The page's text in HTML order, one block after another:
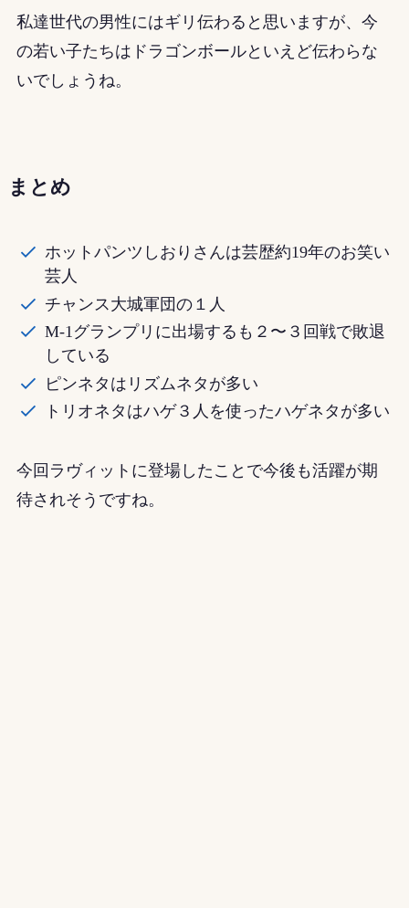
私達世代の男性にはギリ伝わると思いますが、今
の若い子たちはドラゴンボールといえど伝わらな
いでしょうね。
まとめ
ホットパンツしおりさんは芸歴約19年のお笑い
芸人
チャンス大城軍団の１人
M-1グランプリに出場するも２〜３回戦で敗退
している
ピンネタはリズムネタが多い
トリオネタはハゲ３人を使ったハゲネタが多い
今回ラヴィットに登場したことで今後も活躍が期
待されそうですね。